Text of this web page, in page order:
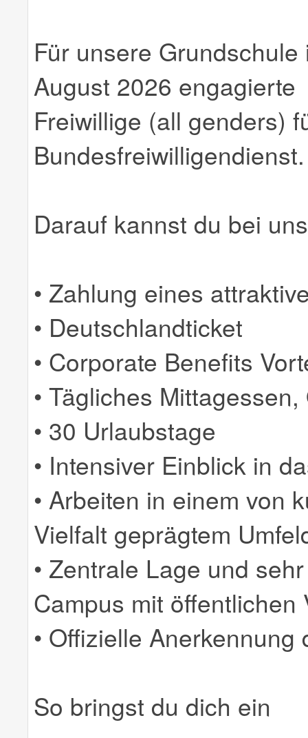
Für unsere
August 2026 engagierte
Freiwillige (all genders)
Bundesfreiwilligendienst.
Darauf kannst du bei
• Zahlung eines
• Deutschlandticket
• Corporate Benefits
• Tägliches
• 30 Urlaubstage
• Intensiver Einblick in
• Arbeiten in einem von
Vielfalt geprägtem
• Zentrale Lage und
Campus mit öffentlichen
• Offizielle
So bringst du dich ein